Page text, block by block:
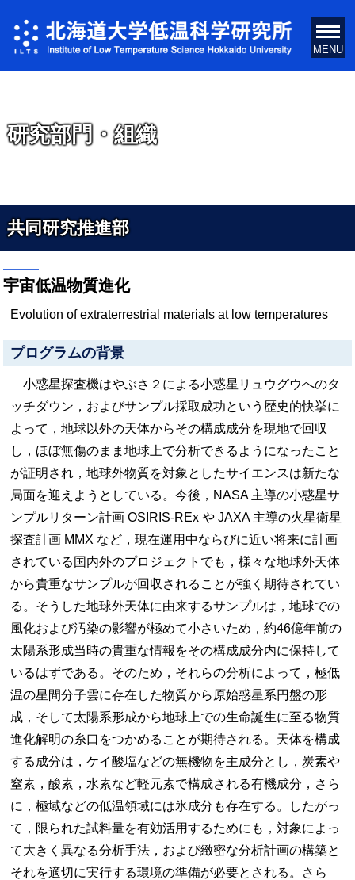
研究部門・組織
共同研究推進部
宇宙低温物質進化
Evolution of extraterrestrial materials at low temperatures
プログラムの背景
小惑星探査機はやぶさ２による小惑星リュウグウへのタ
ッチダウン，およびサンプル採取成功という歴史的快挙に
よって，地球以外の天体からその構成成分を現地で回収
し，ほぼ無傷のまま地球上で分析できるようになったこと
が証明され，地球外物質を対象としたサイエンスは新たな
局面を迎えようとしている。今後，NASA 主導の小惑星サ
ンプルリターン計画 OSIRIS-REx や JAXA 主導の火星衛星
探査計画 MMX など，現在運用中ならびに近い将来に計画
されている国内外のプロジェクトでも，様々な地球外天体
から貴重なサンプルが回収されることが強く期待されてい
る。そうした地球外天体に由来するサンプルは，地球での
風化および汚染の影響が極めて小さいため，約46億年前の
太陽系形成当時の貴重な情報をその構成成分内に保持して
いるはずである。そのため，それらの分析によって，極低
温の星間分子雲に存在した物質から原始惑星系円盤の形
成，そして太陽系形成から地球上での生命誕生に至る物質
進化解明の糸口をつかめることが期待される。天体を構成
する成分は，ケイ酸塩などの無機物を主成分とし，炭素や
窒素，酸素，水素など軽元素で構成される有機成分，さら
に，極域などの低温領域には氷成分も存在する。したがっ
て，限られた試料量を有効活用するためにも，対象によっ
て大きく異なる分析手法，および緻密な分析計画の構築と
それを適切に実行する環境の準備が必要とされる。さら